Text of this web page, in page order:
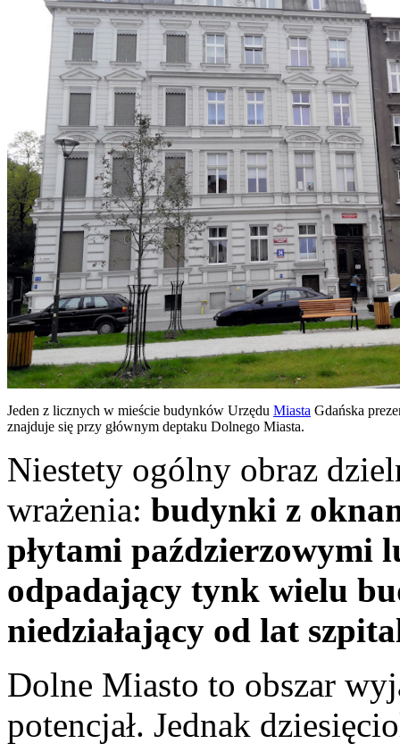
Jeden z licznych w mieście budynków Urzędu Miasta Gdańska
znajduje się przy głównym deptaku Dolnego Miasta.
Niestety ogólny obraz
wrażenia: budynki z
płytami paździerzowymi
odpadający tynk wielu
niedziałający od lat
Dolne Miasto to obszar
potencjał. Jednak